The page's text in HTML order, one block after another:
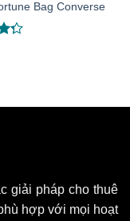
Bag Converse
giải pháp cho thuê
hợp với mọi hoạt